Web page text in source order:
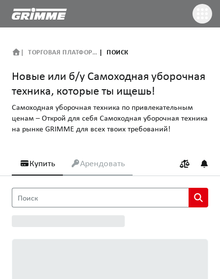
ТОРГОВАЯ ПЛАТФОРМА ПОИСК
Новые или б/у Самоходная уборочная
техника, которые ты ищешь!
Самоходная уборочная техника по привлекательным
ценам – Открой для себя Самоходная уборочная техника
на рынке GRIMME для всех твоих требований!
Купить Арендовать
Новые или б/у Самоходная уборочная техника, которые ты
Самоходная уборочная техника по привлекательным
Поиск